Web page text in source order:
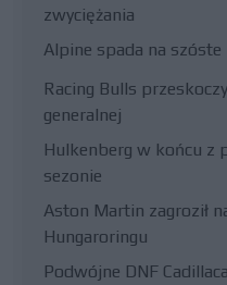
zwyciężania
Alpine spada na
Racing Bulls
generalnej
Hulkenberg w końcu z
sezonie
Aston Martin zagroził
Hungaroringu
Podwójne DNF